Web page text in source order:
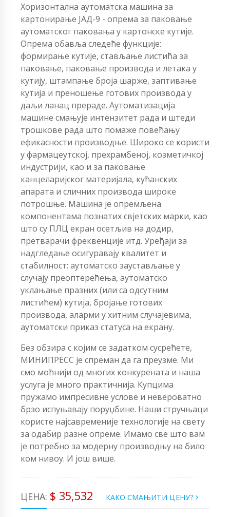
Хоризонтална аутоматска машина за
картонирање ЈАД-9 - опрема за паковање
аутоматског паковања у картонске кутије.
Опрема обавља следеће функције:
формирање кутије, стављање листића за
паковање, паковање производа и летака у
кутију, штампање броја шарже, заптивање
кутија и преношење готових производа у
даљи ланац прераде. Аутоматизација
машине смањује интензитет рада и штеди
трошкове рада што помаже повећању
ефикасности производње. Широко се користи
у фармацеутској, прехрамбеној, козметичкој
индустрији, као и за паковање
канцеларијског материјала, кућанских
апарата и сличних производа широке
потрошње. Машина је опремљена
компонентама познатих свјетских марки, као
што су ПЛЦ екран осетљив на додир,
претварачи фреквенције итд. Уређаји за
надгледање осигуравају квалитет и
стабилност: аутоматско заустављање у
случају преоптерећења, аутоматско
уклањање празних (или са одсутним
листићем) кутија, бројање готових
производа, аларми у хитним случајевима,
аутоматски приказ статуса на екрану.
Без обзира с којим се задатком сусрећете,
МИНИПРЕСС је спреман да га преузме. Ми
смо моћнији од многих конкурената и наша
услуга је много практичнија. Купцима
пружамо импресивне услове и невероватно
брзо испуњавају поруџбине. Наши стручњаци
користе најсавременије технологије на свету
за одабир разне опреме. Имамо све што вам
је потребно за модерну производњу на било
ком нивоу. И још више.
ЦЕНА: $ 35,532 КАКО СМАЊИТИ ЦЕНУ?